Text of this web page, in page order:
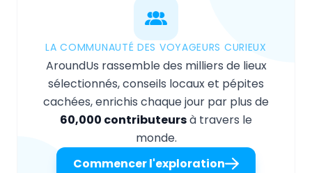
LA COMMUNAUTÉ DES VOYAGEURS CURIEUX
AroundUs rassemble des milliers de lieux
sélectionnés, conseils locaux et pépites
cachées, enrichis chaque jour par plus de
60,000 contributeursà travers le
monde.
Commencer l'exploration